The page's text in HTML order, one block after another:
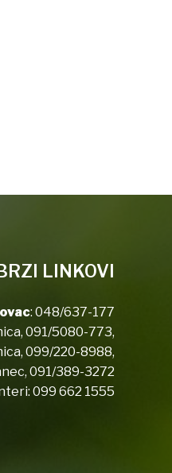
LINKOVI
: 048/637-177
091/5080-773,
099/220-8988,
091/389-3272
099 662 1555